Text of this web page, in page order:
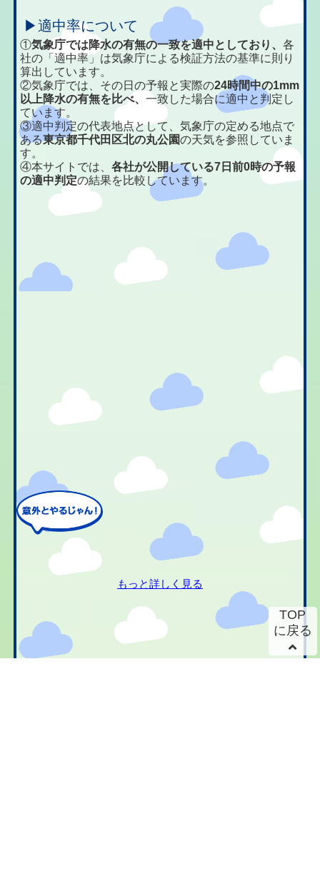
▶適中率について
①気象庁では降水の有無の一致を適中としており、各
社の「適中率」は気象庁による検証方法の基準に則り
算出しています。
②気象庁では、その日の予報と実際の24時間中の1mm
以上降水の有無を比べ、一致した場合に適中と判定し
ています。
③適中判定の代表地点として、気象庁の定める地点で
ある東京都千代田区北の丸公園の天気を参照していま
す。
④本サイトでは、各社が公開している7日前0時の予報
の適中判定の結果を比較しています。
もっと詳しく見る
TOP
に戻る